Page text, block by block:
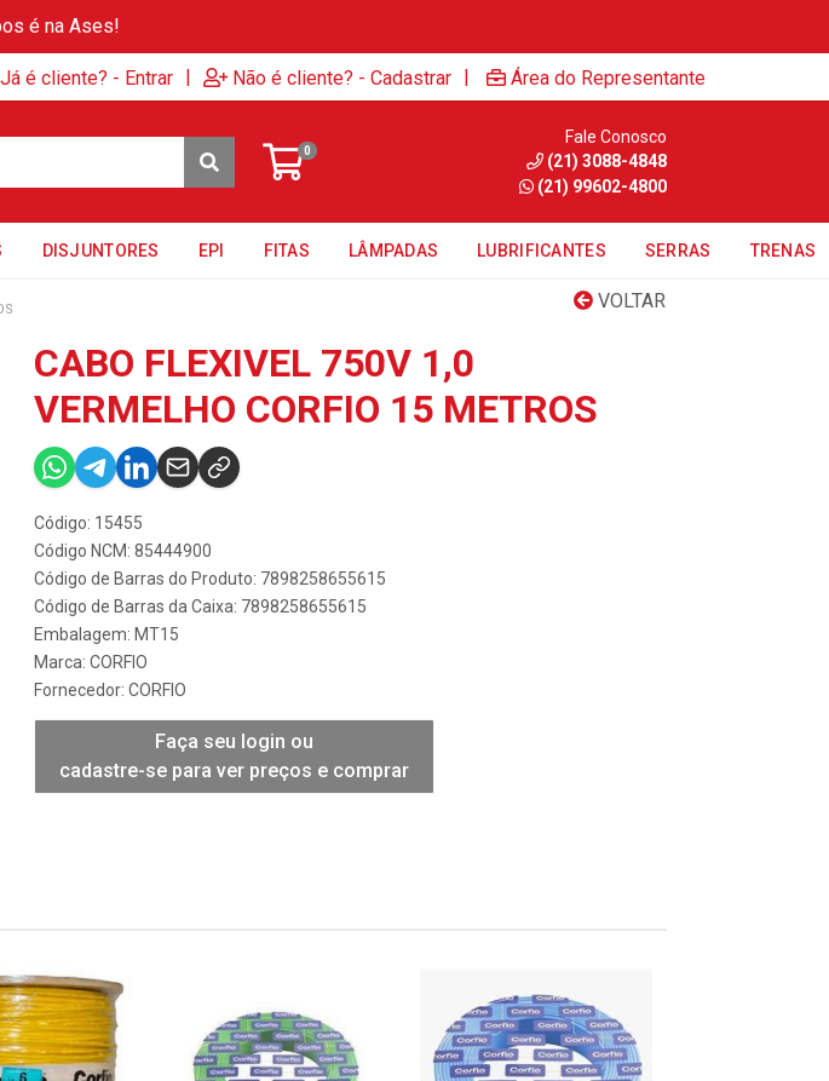
é na Ases!
Já é cliente? - Entrar | Não é cliente? - Cadastrar | Área do Representante
0
Fale Conosco
(21) 3088-4848
(21) 99602-4800
DISJUNTORES EPI FITAS LÂMPADAS LUBRIFICANTES SERRAS TRENAS
VOLTAR
CABO FLEXIVEL 750V 1,0
VERMELHO CORFIO 15 METROS
Código: 15455
Código NCM: 85444900
Código de Barras do Produto: 7898258655615
Código de Barras da Caixa: 7898258655615
Embalagem: MT15
Marca: CORFIO
Fornecedor: CORFIO
Faça seu login ou
cadastre-se para ver preços e comprar